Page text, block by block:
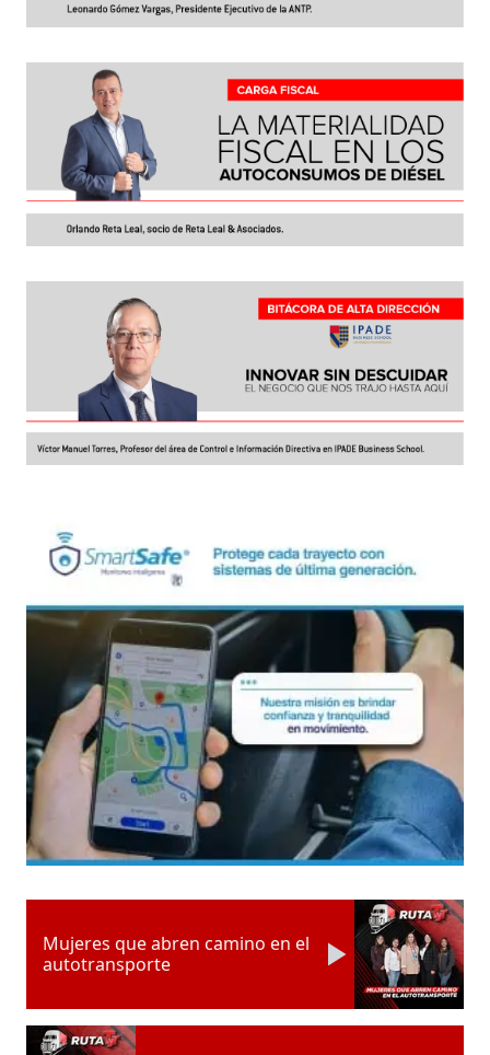
Mujeres que abren camino en el
autotransporte